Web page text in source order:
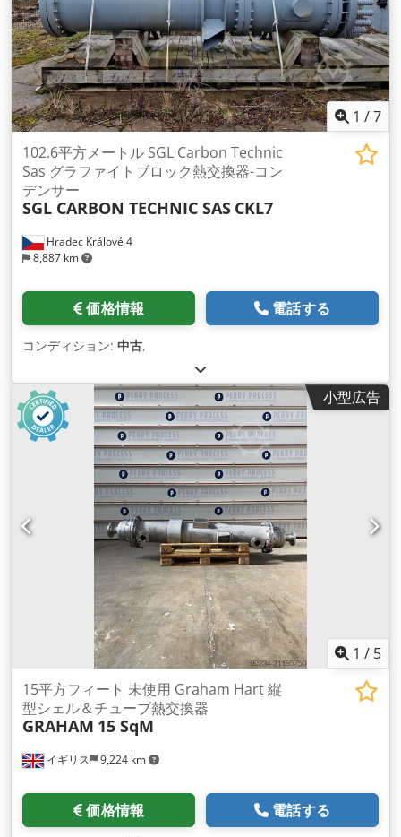
1 /7
Hradec Králové 4
8,887 km
102.6平方メートル SGL Carbon Technic
Sas グラファイトブロック熱交換器-コン
デンサー
SGL CARBON TECHNIC SAS CKL7
価格情報 電話する
コンディション: 中古,
小型広告
1 / 5
イギリス 9,224 km
15平方フィート 未使用 Graham Hart 縦
型シェル＆チューブ熱交換器
GRAHAM 15 SqM
価格情報 電話する